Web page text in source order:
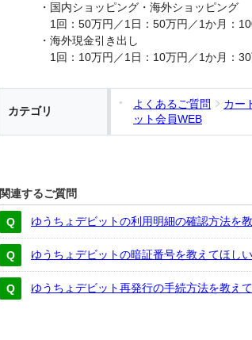
・国内ショッピング・海外ショッピング
1回：50万円／1日：50万円／1か月：
・海外現金引き出し
1回：10万円／1日：10万円／1か月：30
カテゴリ
よくあるご質問 カー
ット会員WEB
関連するご質問
ゆうちょデビットの利用明細の確認方法を教
ゆうちょデビットの暗証番号を教えてほしい
ゆうちょデビット再発行の手続方法を教えて